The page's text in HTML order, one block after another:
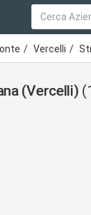
Vercelli
(Vercelli)